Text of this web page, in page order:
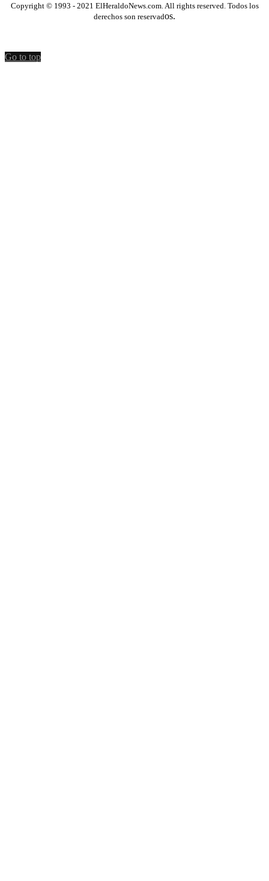
Copyright © 1993 - 2021 ElHeraldoNews.com. All rights reserved. Todos los
derechos son reservados.
Go to top